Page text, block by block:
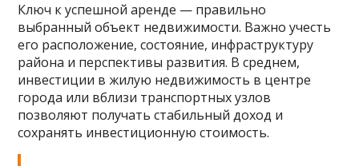
Ключ к успешной аренде — правильно
выбранный объект недвижимости. Важно учесть
его расположение, состояние, инфраструктуру
района и перспективы развития. В среднем,
инвестиции в жилую недвижимость в центре
города или вблизи транспортных узлов
позволяют получать стабильный доход и
сохранять инвестиционную стоимость.